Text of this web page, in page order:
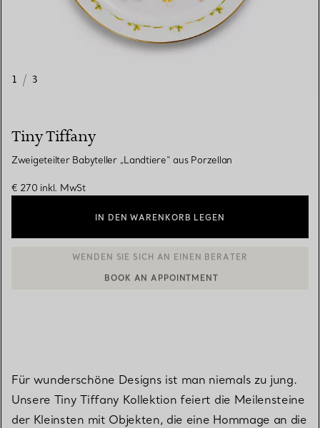
1 / 3
Tiny Tiffany
Zweigeteilter Babyteller „Landtiere“ aus Porzellan
€ 270 inkl. MwSt
IN DEN WARENKORB LEGEN
EINEN KUNDENBERATER KONTAKTIEREN ODER EINEN
Für wunderschöne Designs ist man niemals zu jung.
Unsere Tiny Tiffany Kollektion feiert die Meilensteine
der Kleinsten mit Objekten, die eine Hommage an die